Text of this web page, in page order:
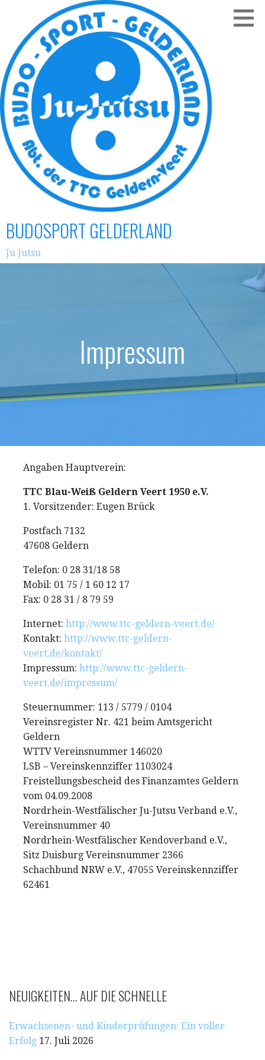
springen
BUDOSPORT GELDERLAND
Ju Jutsu
Impressum
Angaben Hauptverein:
TTC Blau-Weiß Geldern Veert 1950 e.V.
1. Vorsitzender: Eugen Brück
Postfach 7132
47608 Geldern
Telefon: 0 28 31/18 58
Mobil: 01 75 / 1 60 12 17
Fax: 0 28 31 / 8 79 59
Internet: http://www.ttc-geldern-veert.de/
Kontakt: http://www.ttc-geldern-
veert.de/kontakt/
Impressum: http://www.ttc-geldern-
veert.de/impressum/
Steuernummer: 113 / 5779 / 0104
Vereinsregister Nr. 421 beim Amtsgericht
Geldern
WTTV Vereinsnummer 146020
LSB – Vereinskennziffer 1103024
Freistellungsbescheid des Finanzamtes Geldern
vom 04.09.2008
Nordrhein-Westfälischer Ju-Jutsu Verband e.V.,
Vereinsnummer 40
Nordrhein-Westfälischer Kendoverband e.V.,
Sitz Duisburg Vereinsnummer 2366
Schachbund NRW e.V., 47055 Vereinskennziffer
62461
NEUIGKEITEN… AUF DIE SCHNELLE
Erwachsenen- und Kinderprüfungen: Ein voller
Erfolg 17. Juli 2026